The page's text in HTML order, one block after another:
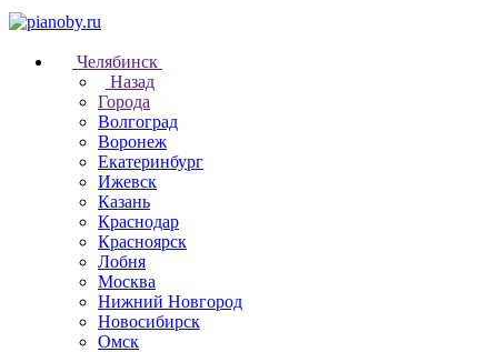
Челябинск
Назад
Города
Волгоград
Воронеж
Екатеринбург
Ижевск
Казань
Краснодар
Красноярск
Лобня
Москва
Нижний Новгород
Новосибирск
Омск